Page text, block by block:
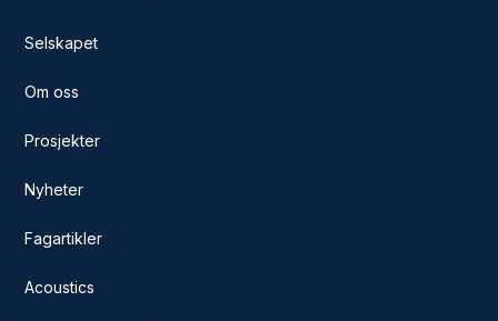
Selskapet
Om oss
Prosjekter
Nyheter
Fagartikler
Acoustics